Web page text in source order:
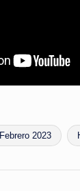
Febrero 2023